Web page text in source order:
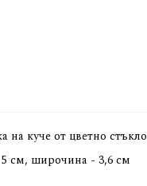
на куче от цветно стъкло
см, широчина - 3,6 см